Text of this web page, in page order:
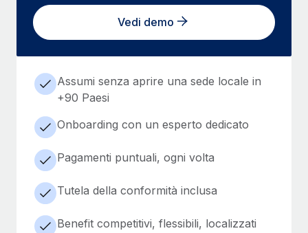
Vedi demo
Assumi senza aprire una sede locale in
+90 Paesi
Onboarding con un esperto dedicato
Pagamenti puntuali, ogni volta
Tutela della conformità inclusa
Benefit competitivi, flessibili, localizzati